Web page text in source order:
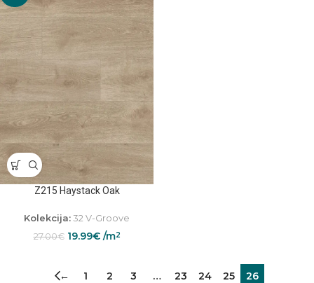
Z215 Haystack Oak
Kolekcija: 32 V-Groove
27.00€ 19.99€/m2
← 1 2 3 … 23 24 25 26